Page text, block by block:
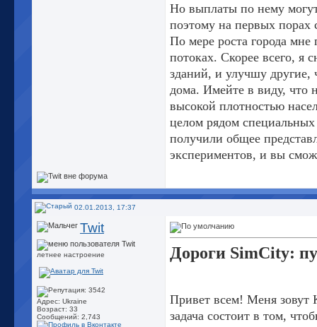
Но выплаты по нему
поэтому на первых порах
По мере роста города мне
потоках. Скорее всего, я
зданий, и улучшу другие,
дома. Имейте в виду, что
высокой плотностью
целом рядом
получили общее
экспериментов, и вы
02.01.2013, 17:37
Twit
летнее настроение
Адрес: Ukraine
Возраст: 33
Сообщений: 2,743
Дороги SimCity:
Привет всем! Меня
задача состоит в том,